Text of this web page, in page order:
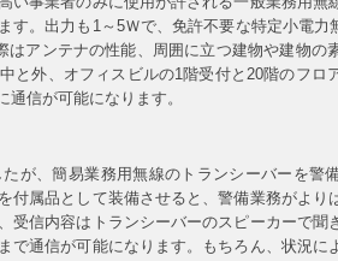
す。出力も1～5Ｗで、免許不要な特定小電力
アンテナの性能、周囲に立つ建物や建物の
と外、オフィスビルの1階受付と20階のフロ
信が可能になります。
が、簡易業務用無線のトランシーバーを警
付属品として装備させると、警備業務がより
受信内容はトランシーバーのスピーカーで聞
で通信が可能になります。もちろん、状況に